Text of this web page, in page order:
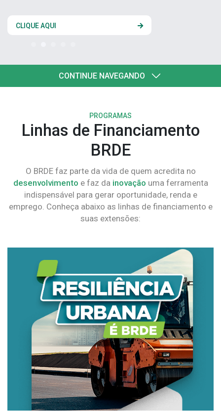
CLIQUE AQUI
CONTINUE NAVEGANDO
PROGRAMAS
Linhas de Financiamento
BRDE
O BRDE faz parte da vida de quem acredita no
desenvolvimento e faz da inovação uma ferramenta
indispensável para gerar oportunidade, renda e
emprego. Conheça abaixo as linhas de financiamento e
suas extensões: